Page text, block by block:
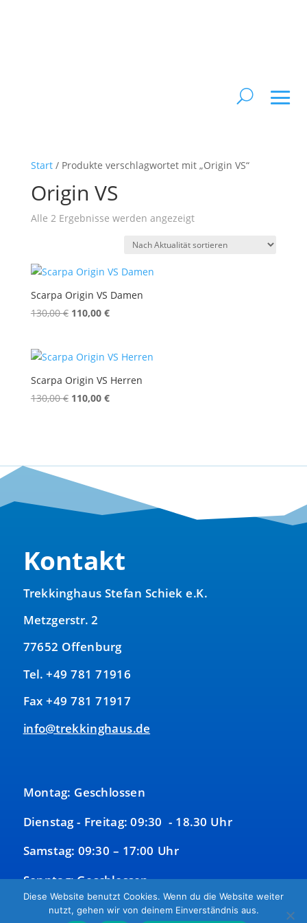
Start/ Produkte verschlagwortet mit „Origin VS“
Origin VS
Alle 2 Ergebnisse werden angezeigtNach
sortiert
Scarpa Origin VS Damen
130,00€ Ursprünglicher
130,00 €
110,00 €Aktueller
110,00 €.
Scarpa Origin VS Herren
130,00€ Ursprünglicher
110,00 €Aktueller
Kontakt
Trekkinghaus Stefan Schiek e.K.
Metzgerstr. 2
77652 Offenburg
Tel. +49 781 71916
Fax +49 781 71917
info@trekkinghaus.de
Montag: Geschlossen
Dienstag - Freitag: 09:30 - 18.30 Uhr
Samstag: 09:30 – 17:00 Uhr
Sonntag: Geschlossen
Diese Website benutzt Cookies. Wenn du die Website weiter
nutzt, gehen wir von deinem Einverständnis aus.